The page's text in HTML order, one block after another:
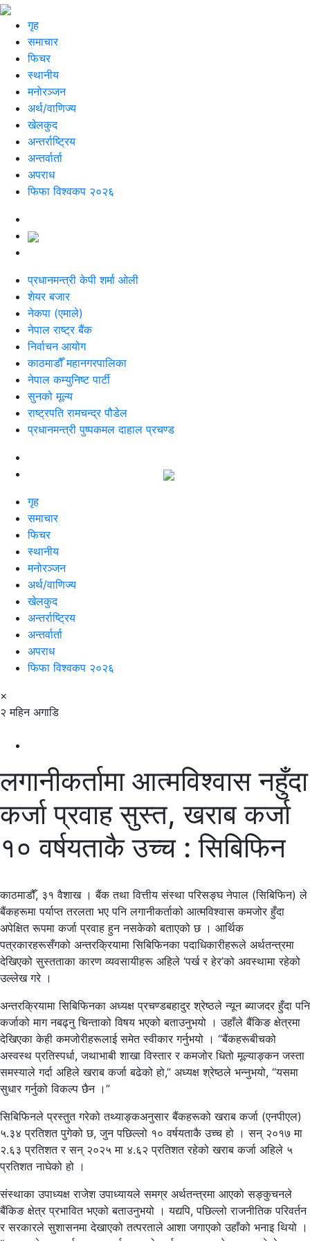
गृह
समाचार
फिचर
स्थानीय
मनोरञ्जन
अर्थ/वाणिज्य
खेलकुद
अन्तर्राष्ट्रिय
अन्तर्वार्ता
अपराध
फिफा विश्वकप २०२६
प्रधानमन्त्री केपी शर्मा ओली
शेयर बजार
नेकपा (एमाले)
नेपाल राष्ट्र बैंक
निर्वाचन आयोग
काठमाडौँ महानगरपालिका
नेपाल कम्युनिष्ट पार्टी
सुनको मूल्य
राष्ट्रपति रामचन्द्र पौडेल
प्रधानमन्त्री पुष्पकमल दाहाल प्रचण्ड
गृह
समाचार
फिचर
स्थानीय
मनोरञ्जन
अर्थ/वाणिज्य
खेलकुद
अन्तर्राष्ट्रिय
अन्तर्वार्ता
अपराध
फिफा विश्वकप २०२६
×
२ महिन अगाडि
लगानीकर्तामा आत्मविश्वास नहुँदा
कर्जा प्रवाह सुस्त, खराब कर्जा
१० वर्षयताकै उच्च : सिबिफिन
काठमाडौँ, ३१ वैशाख । बैंक तथा वित्तीय संस्था परिसङ्घ नेपाल (सिबिफिन) ले
बैंकहरूमा पर्याप्त तरलता भए पनि लगानीकर्ताको आत्मविश्वास कमजोर हुँदा
अपेक्षित रूपमा कर्जा प्रवाह हुन नसकेको बताएको छ । आर्थिक
पत्रकारहरूसँगको अन्तरक्रियामा सिबिफिनका पदाधिकारीहरूले अर्थतन्त्रमा
देखिएको सुस्तताका कारण व्यवसायीहरू अहिले ‘पर्ख र हेर’को अवस्थामा रहेको
उल्लेख गरे ।
अन्तरक्रियामा सिबिफिनका अध्यक्ष प्रचण्डबहादुर श्रेष्ठले न्यून ब्याजदर हुँदा पनि
कर्जाको माग नबढ्नु चिन्ताको विषय भएको बताउनुभयो । उहाँले बैंकिङ क्षेत्रमा
देखिएका केही कमजोरीहरूलाई समेत स्वीकार गर्नुभयो । “बैंकहरूबीचको
अस्वस्थ प्रतिस्पर्धा, जथाभाबी शाखा विस्तार र कमजोर धितो मूल्याङ्कन जस्ता
समस्याले गर्दा अहिले खराब कर्जा बढेको हो,” अध्यक्ष श्रेष्ठले भन्नुभयो, “यसमा
सुधार गर्नुको विकल्प छैन ।”
सिबिफिनले प्रस्तुत गरेको तथ्याङ्कअनुसार बैंकहरूको खराब कर्जा (एनपीएल)
५.३४ प्रतिशत पुगेको छ, जुन पछिल्लो १० वर्षयताकै उच्च हो । सन् २०१७ मा
२.६३ प्रतिशत र सन् २०२५ मा ४.६२ प्रतिशत रहेको खराब कर्जा अहिले ५
प्रतिशत नाघेको हो ।
संस्थाका उपाध्यक्ष राजेश उपाध्यायले समग्र अर्थतन्त्रमा आएको सङ्कुचनले
बैंकिङ क्षेत्र प्रभावित भएको बताउनुभयो । यद्यपि, पछिल्लो राजनीतिक परिवर्तन
र सरकारले सुशासनमा देखाएको तत्परताले आशा जगाएको उहाँको भनाइ थियो ।